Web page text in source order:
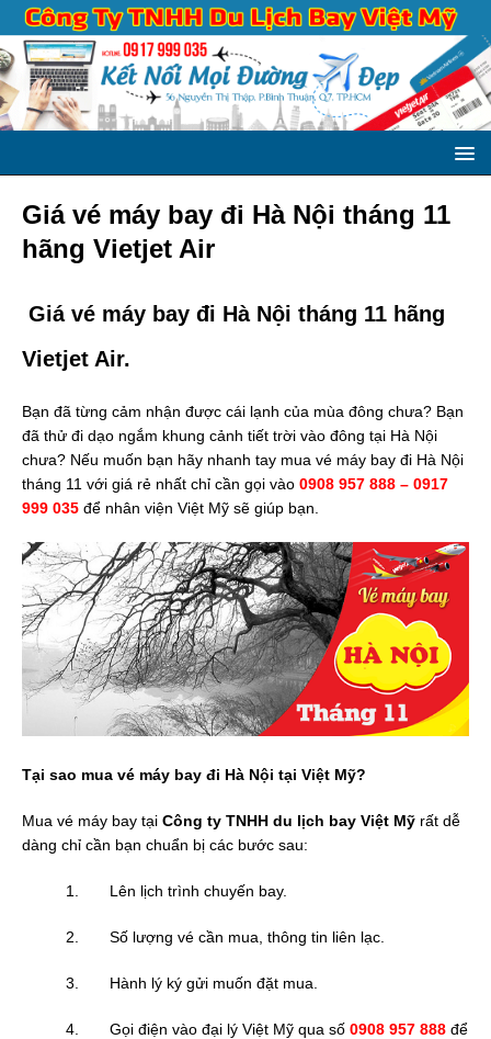
Giá vé máy bay đi Hà Nội tháng 11
hãng Vietjet Air
Giá vé máy bay đi Hà Nội tháng 11 hãng
Vietjet Air.
Bạn đã từng cảm nhận được cái lạnh của mùa đông chưa? Bạn
đã thử đi dạo ngắm khung cảnh tiết trời vào đông tại Hà Nội
chưa? Nếu muốn bạn hãy nhanh tay mua vé máy bay đi Hà Nội
tháng 11 với giá rẻ nhất chỉ cần gọi vào 0908 957 888 – 0917
999 035 để nhân viện Việt Mỹ sẽ giúp bạn.
Tại sao mua vé máy bay đi Hà Nội tại Việt Mỹ?
Mua vé máy bay tại Công ty TNHH du lịch bay Việt Mỹ rất dễ
dàng chỉ cần bạn chuẩn bị các bước sau:
1. Lên lịch trình chuyến bay.
2. Số lượng vé cần mua, thông tin liên lạc.
3. Hành lý ký gửi muốn đặt mua.
4. Gọi điện vào đại lý Việt Mỹ qua số 0908 957 888 để